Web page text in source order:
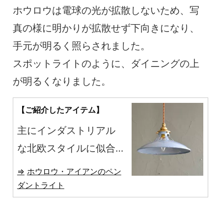
ホウロウは電球の光が拡散しないため、写
真の様に明かりが拡散せず下向きになり、
手元が明るく照らされました。
スポットライトのように、ダイニングの上
が明るくなりました。
【ご紹介したアイテム】
主にインダストリアル
な北欧スタイルに似合
う琺瑯（ホウロウ）の
ペンダントライトをご
紹介しています。
ホウロウ・アイアンのペン
ダントライト